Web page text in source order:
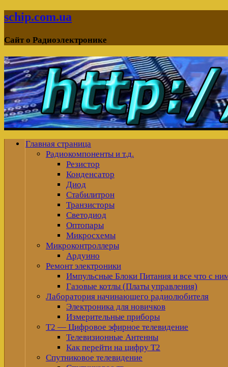
schip.com.ua
Сайт о Радиоэлектронике
Главная страница
Радиокомпоненты и т.д.
Резистор
Конденсатор
Диод
Стабилитрон
Транзисторы
Светодиод
Оптопары
Микросхемы
Микроконтроллеры
Ардуино
Ремонт электроники
Импульсные Блоки Питания и все что с
Газовые котлы (Платы управления)
Лаборатория начинающего радиолюбителя
Электроника для новичков
Измерительные приборы
Т2 — Цифровое эфирное телевидение
Телевизионные Антенны
Как перейти на цифру Т2
Спутниковое телевидение